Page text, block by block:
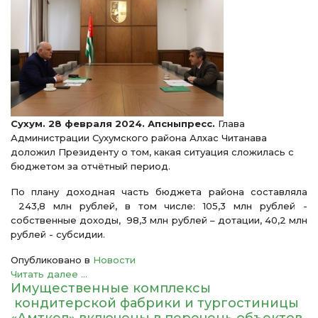
Сухум. 28 февраля 2024. Апсныпресс. Глава
Администрации Сухумского района Алхас Читанава
доложил Президенту о том, какая ситуация сложилась с
бюджетом за отчётный период.
По плану доходная часть бюджета района составляла
243,8 млн рублей, в том числе: 105,3 млн рублей -
собственные доходы, 98,3 млн рублей – дотации, 40,2 млн
рублей - субсидии.
Опубликовано в Новости
Читать далее ...
Имущественные комплексы
кондитерской фабрики и тургостиницы